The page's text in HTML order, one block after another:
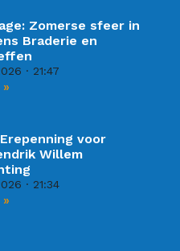
Zomerse sfeer in
Braderie en
21:47
voor
Willem
21:34